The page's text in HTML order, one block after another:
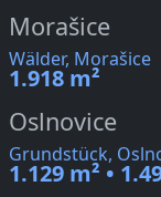
Morašice
Wälder, Morašice
1.918 m²
Oslnovice
Grundstück,
1.129 m² •